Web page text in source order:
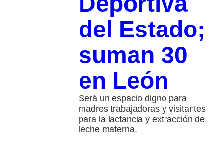
del Estado;
suman 30
en León
Será un espacio digno para
madres trabajadoras y visitantes
para la lactancia y extracción de
leche materna.